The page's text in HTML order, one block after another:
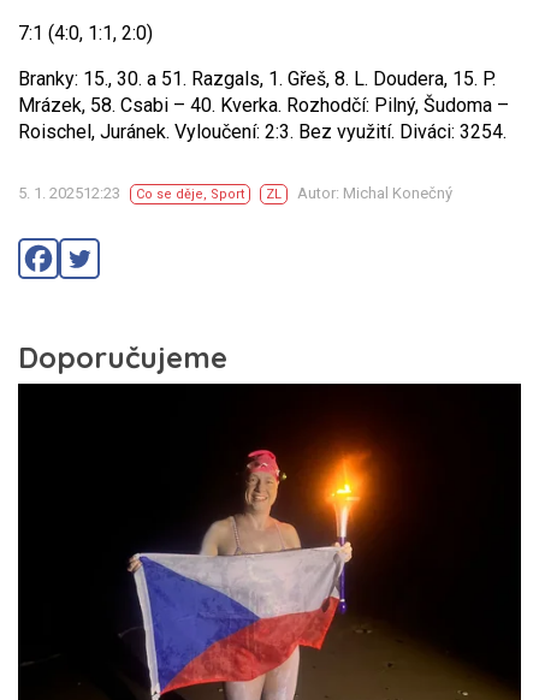
7:1 (4:0, 1:1, 2:0)
Branky: 15., 30. a 51. Razgals, 1. Gřeš, 8. L. Doudera, 15. P.
Mrázek, 58. Csabi – 40. Kverka. Rozhodčí: Pilný, Šudoma –
Roischel, Juránek. Vyloučení: 2:3. Bez využití. Diváci: 3254.
5. 1. 202512:23 Co se děje, Sport ZL Autor: Michal Konečný